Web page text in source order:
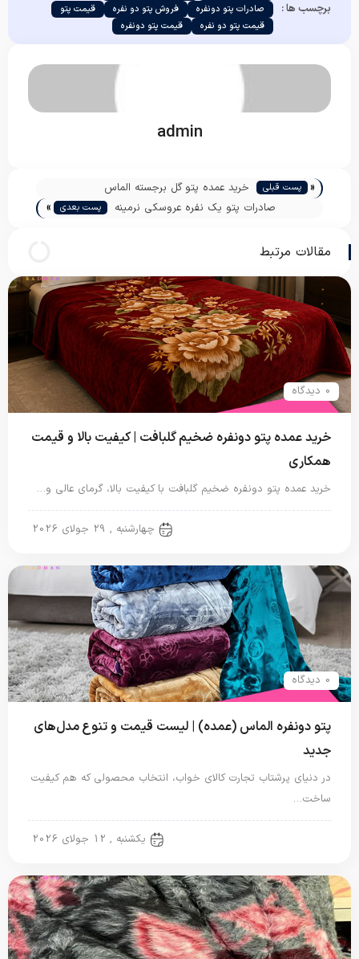
برچسب ها :
صادرات پتو دونفره
فروش پتو دو نفره
قیمت پتو
قیمت پتو دو نفره
قیمت پتو دونفره
admin
« پست قبلی
خرید عمده پتو گل برجسته الماس
صادرات پتو یک نفره عروسکی نرمینه
پست بعدی »
مقالات مرتبط
0 دیدگاه
خرید عمده پتو دونفره ضخیم گلبافت | کیفیت بالا و قیمت
همکاری
خرید عمده پتو دونفره ضخیم گلبافت با کیفیت بالا، گرمای عالی و…
چهارشنبه , 29 جولای 2026
0 دیدگاه
پتو دونفره الماس (عمده) | لیست قیمت و تنوع مدل‌های
جدید
در دنیای پرشتاب تجارت کالای خواب، انتخاب محصولی که هم کیفیت
ساخت…
یکشنبه , 12 جولای 2026